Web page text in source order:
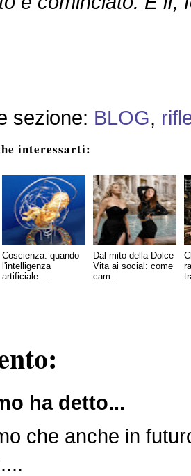
sezione: BLOG,
interessarti:
Coscienza: quando
l'intelligenza
artificiale ...
Dal mito della Dolce
Vita ai social: come
cam...
ha detto...
che anche in